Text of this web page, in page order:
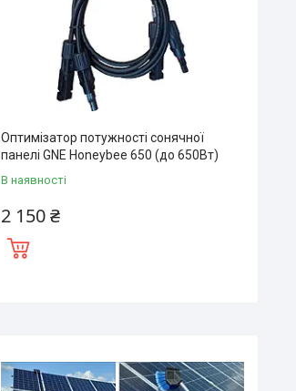
Оптимізатор потужності сонячної
панелі GNE Honeybee 650 (до 650Вт)
В наявності
2 150 ₴